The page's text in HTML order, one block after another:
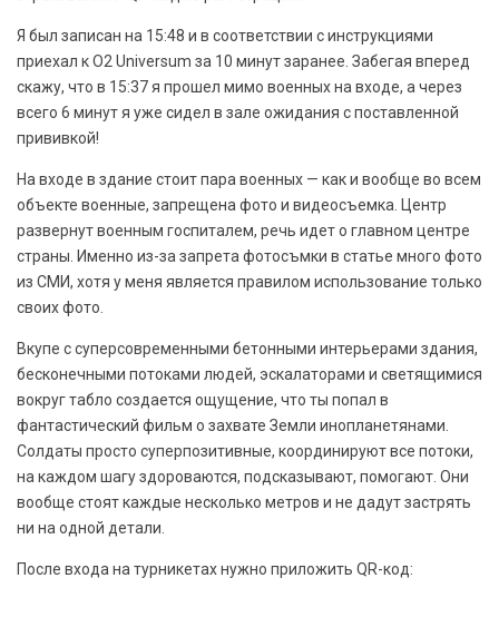
Я был записан на 15:48 и в соответствии с инструкциями
приехал к O2 Universum за 10 минут заранее. Забегая вперед
скажу, что в 15:37 я прошел мимо военных на входе, а через
всего 6 минут я уже сидел в зале ожидания с поставленной
прививкой!
На входе в здание стоит пара военных — как и вообще во всем
объекте военные, запрещена фото и видеосъемка. Центр
развернут военным госпиталем, речь идет о главном центре
страны. Именно из-за запрета фотосъмки в статье много фото
из СМИ, хотя у меня является правилом использование только
своих фото.
Вкупе с суперсовременными бетонными интерьерами здания,
бесконечными потоками людей, эскалаторами и светящимися
вокруг табло создается ощущение, что ты попал в
фантастический фильм о захвате Земли инопланетянами.
Солдаты просто суперпозитивные, координируют все потоки,
на каждом шагу здороваются, подсказывают, помогают. Они
вообще стоят каждые несколько метров и не дадут застрять
ни на одной детали.
После входа на турникетах нужно приложить QR-код: